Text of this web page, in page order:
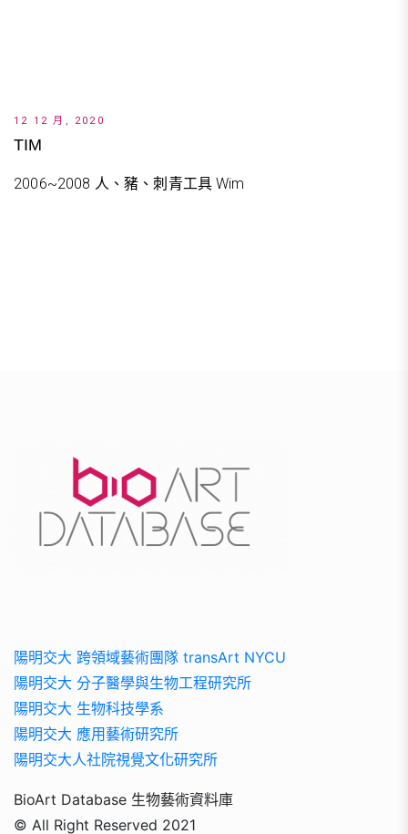
12 12 月, 2020
TIM
2006~2008 人、豬、刺青工具 Wim
陽明交大 跨領域藝術團隊 transArt NYCU
陽明交大 分子醫學與生物工程研究所
陽明交大 生物科技學系
陽明交大 應用藝術研究所
陽明交大人社院視覺文化研究所
BioArt Database 生物藝術資料庫
© All Right Reserved 2021